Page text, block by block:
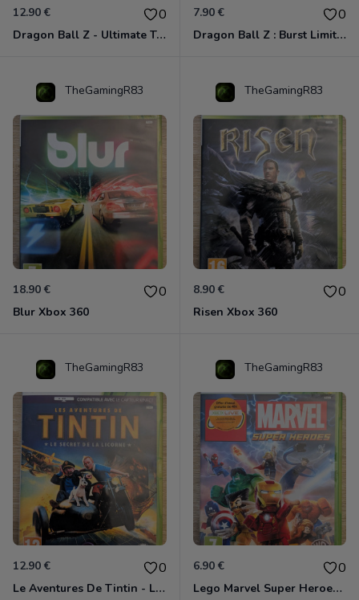
12.90 € 0
Dragon Ball Z - Ultimate Tenkaichi Xbox 360
7.90 € 0
Dragon Ball Z : Burst Limit Xbox 360
TheGamingR83
18.90 € 0
Blur Xbox 360
TheGamingR83
8.90 € 0
Risen Xbox 360
TheGamingR83
12.90 € 0
Le Aventures De Tintin - Le Secret De La Licorne Xbox 360
TheGamingR83
6.90 € 0
Lego Marvel Super Heroes Xbox 360